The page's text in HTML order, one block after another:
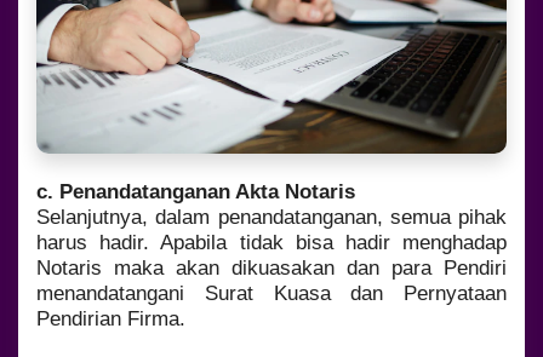
c. Penandatanganan Akta Notaris
Selanjutnya, dalam penandatanganan, semua pihak
harus hadir. Apabila tidak bisa hadir menghadap
Notaris maka akan dikuasakan dan para Pendiri
menandatangani Surat Kuasa dan Pernyataan
Pendirian Firma.